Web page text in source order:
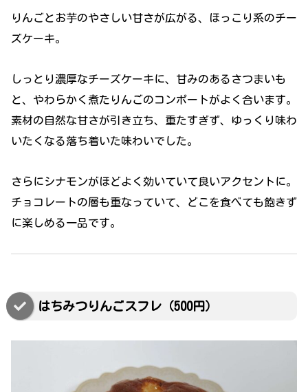
りんごとお芋のやさしい甘さが広がる、ほっこり系のチー
ズケーキ。
しっとり濃厚なチーズケーキに、甘みのあるさつまいも
と、やわらかく煮たりんごのコンポートがよく合います。
素材の自然な甘さが引き立ち、重たすぎず、ゆっくり味わ
いたくなる落ち着いた味わいでした。
さらにシナモンがほどよく効いていて良いアクセントに。
チョコレートの層も重なっていて、どこを食べても飽きず
に楽しめる一品です。
はちみつりんごスフレ（500円）